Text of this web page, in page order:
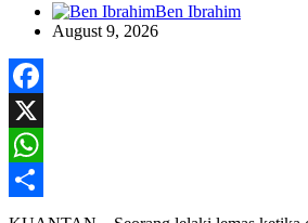
Ben Ibrahim
August 9, 2026
Facebook
X
WhatsApp
Share